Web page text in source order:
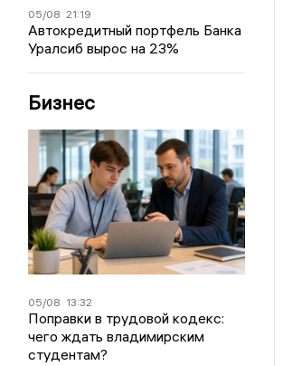
05/08 21:19
Автокредитный портфель Банка
Уралсиб вырос на 23%
Бизнес
05/08 13:32
Поправки в трудовой кодекс:
чего ждать владимирским
студентам?